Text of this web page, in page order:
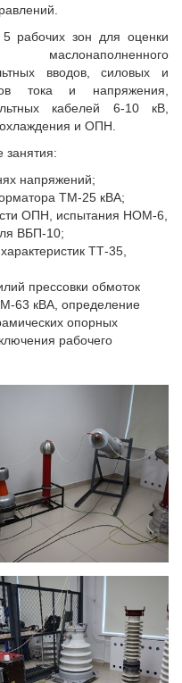
рабочих зон для оценки
маслонаполненного
вводов, силовых и
тока и напряжения,
кабелей 6-10 кВ,
охлаждения и ОПН.
занятия:
напряжений;
ТМ-25 кВА;
ОПН, испытания НОМ-6,
ВБП-10;
ТТ-35,
прессовки обмоток
63 кВА, определение
опорных
рабочего